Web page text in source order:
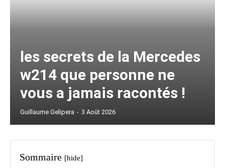
les secrets de la Mercedes
w214 que personne ne
vous a jamais racontés !
Guillaume Gelipera - 3 Août 2026
Sommaire [hide]